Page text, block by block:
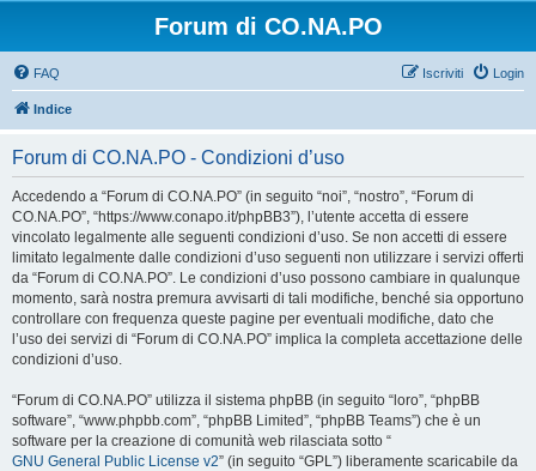
Forum di CO.NA.PO
FAQ Login
Iscriviti
Indice
Forum di CO.NA.PO - Condizioni d’uso
Accedendo a “Forum di CO.NA.PO” (in seguito “noi”, “nostro”, “Forum di
CO.NA.PO”, “https://www.conapo.it/phpBB3”), l’utente accetta di essere
vincolato legalmente alle seguenti condizioni d’uso. Se non accetti di essere
limitato legalmente dalle condizioni d’uso seguenti non utilizzare i servizi offerti
da “Forum di CO.NA.PO”. Le condizioni d’uso possono cambiare in qualunque
momento, sarà nostra premura avvisarti di tali modifiche, benché sia opportuno
controllare con frequenza queste pagine per eventuali modifiche, dato che
l’uso dei servizi di “Forum di CO.NA.PO” implica la completa accettazione delle
condizioni d’uso.
“Forum di CO.NA.PO” utilizza il sistema phpBB (in seguito “loro”, “phpBB
software”, “www.phpbb.com”, “phpBB Limited”, “phpBB Teams”) che è un
software per la creazione di comunità web rilasciata sotto “
GNU General Public License v2” (in seguito “GPL”) liberamente scaricabile da